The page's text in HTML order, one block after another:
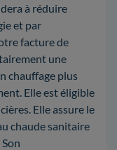
à réduire
et par
facture de
une
chauffage plus
Elle est éligible
Elle assure le
chaude sanitaire